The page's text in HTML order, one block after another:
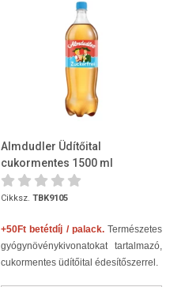
Almdudler Üdítőital
cukormentes 1500 ml
Cikksz. TBK9105
+50Ft betétdíj / palack.Természetes
gyógynövénykivonatokat tartalmazó,
cukormentes üdítőital édesítőszerrel.